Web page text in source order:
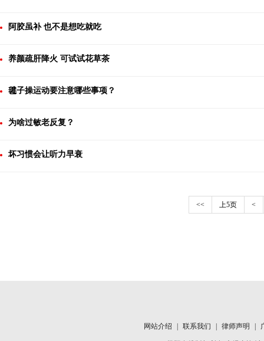
阿胶虽补 也不是想吃就吃
养颜疏肝降火 可试试花草茶
毽子操运动要注意哪些事项？
为啥过敏老反复？
坏习惯会让听力早衰
<< 上5页 <
网站介绍 联系我们 律师声明